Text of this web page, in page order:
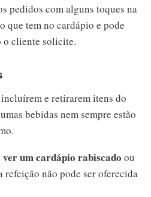
pedidos com alguns toques na
que tem no cardápio e pode
o cliente solicite.
e retirarem itens do
bebidas nem sempre estão
um cardápio rabiscado ou
refeição não pode ser oferecida